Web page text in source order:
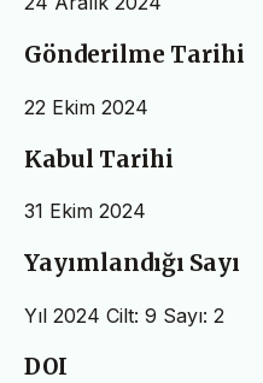
Gönderilme Tarihi
22 Ekim 2024
Kabul Tarihi
31 Ekim 2024
Yayımlandığı Sayı
Yıl 2024 Cilt: 9 Sayı: 2
DOI